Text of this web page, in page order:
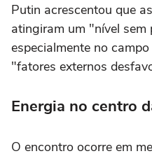
Putin acrescentou que
atingiram um "nível sem
especialmente no
"fatores externos
Energia no centro
O encontro ocorre em